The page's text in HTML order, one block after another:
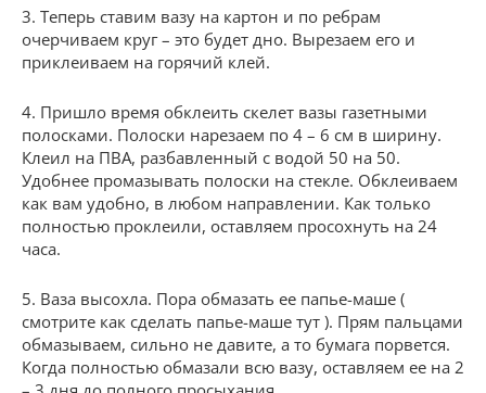
3. Теперь ставим вазу на картон и по ребрам
очерчиваем круг – это будет дно. Вырезаем его и
приклеиваем на горячий клей.
4. Пришло время обклеить скелет вазы газетными
полосками. Полоски нарезаем по 4 – 6 см в ширину.
Клеил на ПВА, разбавленный с водой 50 на 50.
Удобнее промазывать полоски на стекле. Обклеиваем
как вам удобно, в любом направлении. Как только
полностью проклеили, оставляем просохнуть на 24
часа.
5. Ваза высохла. Пора обмазать ее папье-маше (
смотрите как сделать папье-маше тут ). Прям пальцами
обмазываем, сильно не давите, а то бумага порвется.
Когда полностью обмазали всю вазу, оставляем ее на 2